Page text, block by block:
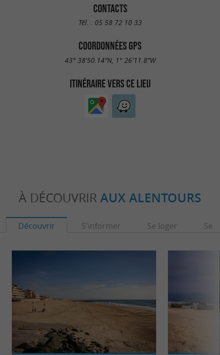
CONTACTS
Tél. : 05 58 72 10 33
COORDONNÉES GPS
43° 38'50.14"N, 1° 26'11.8"W
ITINÉRAIRE VERS CE LIEU
À DÉCOUVRIR AUX ALENTOURS
Découvrir S'informer Se loger Se